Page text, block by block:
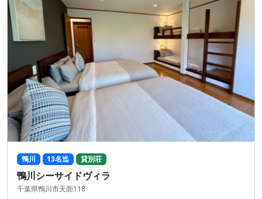
鴨川 13名迄 貸別荘
鴨川シーサイドヴィラ
千葉県鴨川市天面118